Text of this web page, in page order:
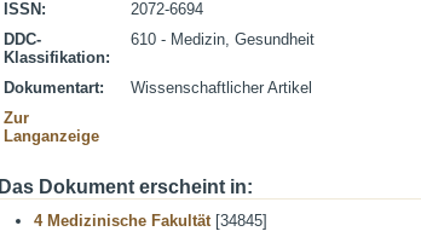
ISSN:
2072-6694
DDC-
Klassifikation:
610 - Medizin, Gesundheit
Dokumentart:
Wissenschaftlicher Artikel
Zur
Langanzeige
Das Dokument erscheint in:
4 Medizinische Fakultät[34845]